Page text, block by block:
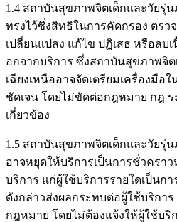
1.4 สถาบันสุขภาพจิตเด็กและวัยรุ่
ทรงไว้ซึ่งสิทธิในการคัดกรอง ตรว
เปลี่ยนแปลง แก้ไข ปฏิเสธ หรือลบ
อกจากบริการ ซึ่งสถาบันสุขภาพจิ
เฉียงเหนืออาจจัดเตรียมเครื่องมือ
ชัดเจน โดยไม่ขัดต่อกฎหมาย กฎ ร
เกี่ยวข้อง
1.5 สถาบันสุขภาพจิตเด็กและวัยรุ่
อาจหยุดให้บริการเป็นการชั่วครา
บริการ แก่ผู้ใช้บริการรายใดเป็นก
ดังกล่าวส่งผลกระทบต่อผู้ใช้บริกา
กฎหมาย โดยไม่ต้องแจ้งให้ผู้ใช้บริ